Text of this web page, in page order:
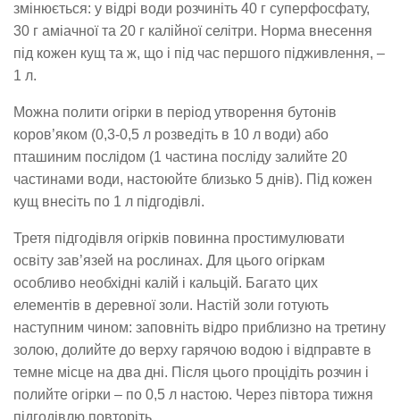
змінюється: у відрі води розчиніть 40 г суперфосфату,
30 г аміачної та 20 г калійної селітри. Норма внесення
під кожен кущ та ж, що і під час першого підживлення, –
1 л.
Можна полити огірки в період утворення бутонів
коров’яком (0,3-0,5 л розведіть в 10 л води) або
пташиним послідом (1 частина посліду залийте 20
частинами води, настоюйте близько 5 днів). Під кожен
кущ внесіть по 1 л підгодівлі.
Третя підгодівля огірків повинна простимулювати
освіту зав’язей на рослинах. Для цього огіркам
особливо необхідні калій і кальцій. Багато цих
елементів в деревної золи. Настій золи готують
наступним чином: заповніть відро приблизно на третину
золою, долийте до верху гарячою водою і відправте в
темне місце на два дні. Після цього процідіть розчин і
полийте огірки – по 0,5 л настою. Через півтора тижня
підгодівлю повторіть.